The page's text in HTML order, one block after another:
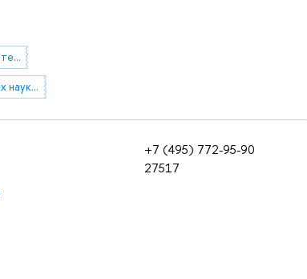
исследования науки и техники
время в социальных науках
+7 (495) 772-95-90
27517